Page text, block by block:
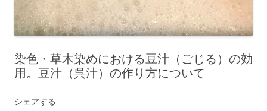
染色・草木染めにおける豆汁（ごじる）の効
用。豆汁（呉汁）の作り方について
シェアする